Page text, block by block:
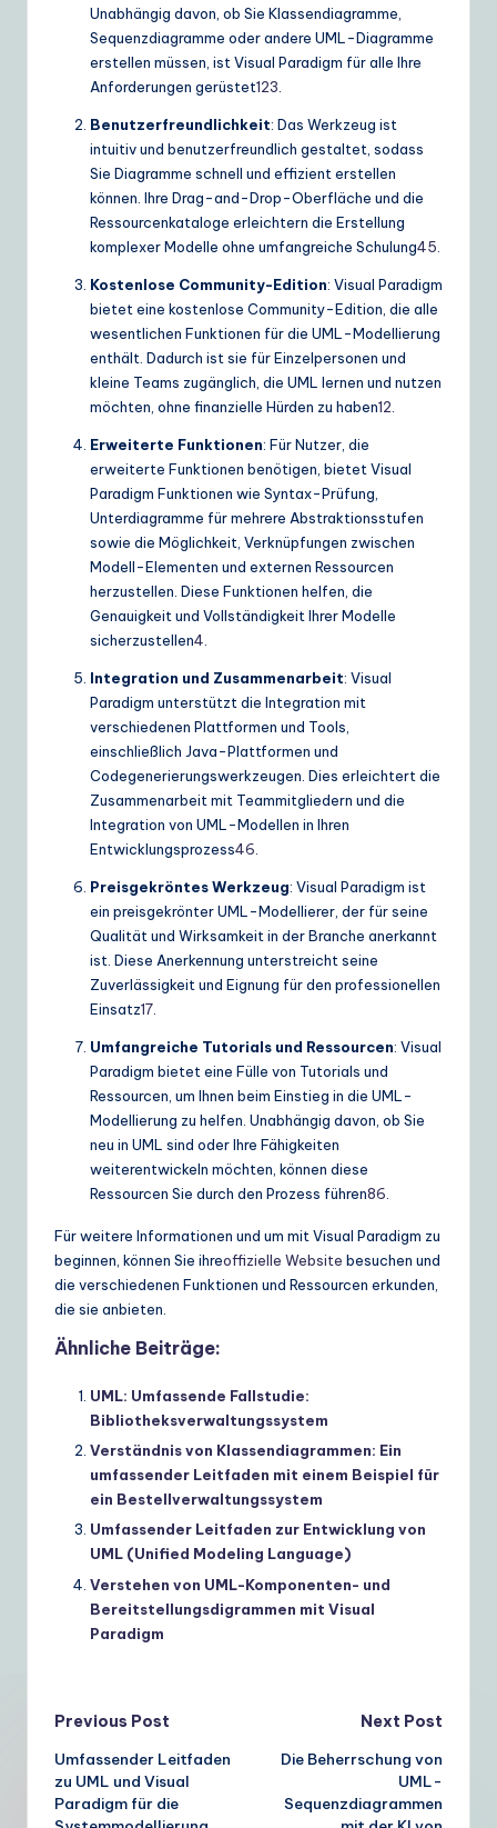
Unabhängig davon, ob Sie Klassendiagramme,
Sequenzdiagramme oder andere UML-Diagramme
erstellen müssen, ist Visual Paradigm für alle Ihre
Anforderungen gerüstet123.
Benutzerfreundlichkeit: Das Werkzeug ist
intuitiv und benutzerfreundlich gestaltet, sodass
Sie Diagramme schnell und effizient erstellen
können. Ihre Drag-and-Drop-Oberfläche und die
Ressourcenkataloge erleichtern die Erstellung
komplexer Modelle ohne umfangreiche Schulung45.
Kostenlose Community-Edition: Visual Paradigm
bietet eine kostenlose Community-Edition, die alle
wesentlichen Funktionen für die UML-Modellierung
enthält. Dadurch ist sie für Einzelpersonen und
kleine Teams zugänglich, die UML lernen und nutzen
möchten, ohne finanzielle Hürden zu haben12.
Erweiterte Funktionen: Für Nutzer, die
erweiterte Funktionen benötigen, bietet Visual
Paradigm Funktionen wie Syntax-Prüfung,
Unterdiagramme für mehrere Abstraktionsstufen
sowie die Möglichkeit, Verknüpfungen zwischen
Modell-Elementen und externen Ressourcen
herzustellen. Diese Funktionen helfen, die
Genauigkeit und Vollständigkeit Ihrer Modelle
sicherzustellen4.
Integration und Zusammenarbeit: Visual
Paradigm unterstützt die Integration mit
verschiedenen Plattformen und Tools,
einschließlich Java-Plattformen und
Codegenerierungswerkzeugen. Dies erleichtert die
Zusammenarbeit mit Teammitgliedern und die
Integration von UML-Modellen in Ihren
Entwicklungsprozess46.
Preisgekröntes Werkzeug: Visual Paradigm ist
ein preisgekrönter UML-Modellierer, der für seine
Qualität und Wirksamkeit in der Branche anerkannt
ist. Diese Anerkennung unterstreicht seine
Zuverlässigkeit und Eignung für den professionellen
Einsatz17.
Umfangreiche Tutorials und Ressourcen: Visual
Paradigm bietet eine Fülle von Tutorials und
Ressourcen, um Ihnen beim Einstieg in die UML-
Modellierung zu helfen. Unabhängig davon, ob Sie
neu in UML sind oder Ihre Fähigkeiten
weiterentwickeln möchten, können diese
Ressourcen Sie durch den Prozess führen86.
Für weitere Informationen und um mit Visual Paradigm zu
beginnen, können Sie ihreoffizielle Website besuchen und
die verschiedenen Funktionen und Ressourcen erkunden,
die sie anbieten.
Ähnliche Beiträge:
UML: Umfassende Fallstudie:
Bibliotheksverwaltungssystem
Verständnis von Klassendiagrammen: Ein
umfassender Leitfaden mit einem Beispiel für
ein Bestellverwaltungssystem
Umfassender Leitfaden zur Entwicklung von
UML (Unified Modeling Language)
Verstehen von UML-Komponenten- und
Bereitstellungsdigrammen mit Visual
Paradigm
Post
navigation
Previous Post
Umfassender Leitfaden
zu UML und Visual
Paradigm für die
Next Post
Die Beherrschung von
UML-
Sequenzdiagrammen